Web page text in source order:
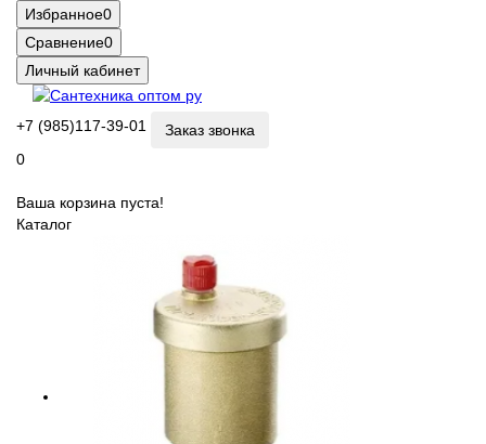
Избранное0
Сравнение0
Личный кабинет
+7 (985)117-39-01
Заказ звонка
0
Ваша корзина пуста!
Каталог